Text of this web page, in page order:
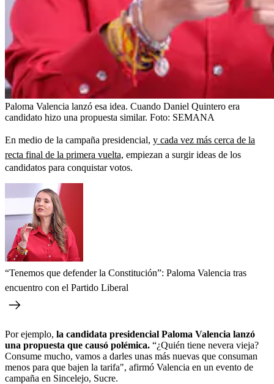
Paloma Valencia lanzó esa idea. Cuando Daniel Quintero era
candidato hizo una propuesta similar. Foto: SEMANA
En medio de la campaña presidencial, y cada vez más cerca de la
recta final de la primera vuelta, empiezan a surgir ideas de los
candidatos para conquistar votos.
“Tenemos que defender la Constitución”: Paloma Valencia tras
encuentro con el Partido Liberal
Por ejemplo, la candidata presidencial Paloma Valencia lanzó
una propuesta que causó polémica. “¿Quién tiene nevera vieja?
Consume mucho, vamos a darles unas más nuevas que consuman
menos para que bajen la tarifa", afirmó Valencia en un evento de
campaña en Sincelejo, Sucre.